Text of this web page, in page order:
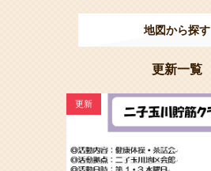
地図から探す
更新一覧
更新